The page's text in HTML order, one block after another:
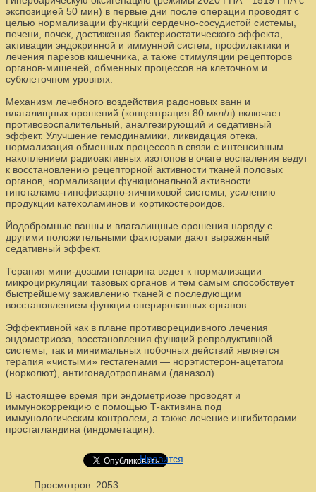
экспозицией 50 мин) в первые дни после операции проводят с
целью нормализации функций сердечно-сосудистой системы,
печени, почек, достижения бактериостатического эффекта,
активации эндокринной и иммунной систем, профилактики и
лечения парезов кишечника, а также стимуляции рецепторов
органов-мишеней, обменных процессов на клеточном и
субклеточном уровнях.
Механизм лечебного воздействия радоновых ванн и
влагалищных орошений (концентрация 80 мкл/л) включает
противовоспалительный, аналгезирующий и седативный
эффект. Улучшение гемодинамики, ликвидация отека,
нормализация обменных процессов в связи с интенсивным
накоплением радиоактивных изотопов в очаге воспаления ведут
к восстановлению рецепторной активности тканей половых
органов, нормализации функциональной активности
гипоталамо-гипофизарно-яичниковой системы, усилению
продукции катехоламинов и кортикостероидов.
Йодобромные ванны и влагалищные орошения наряду с
другими положительными факторами дают выраженный
седативный эффект.
Терапия мини-дозами гепарина ведет к нормализации
микроциркуляции тазовых органов и тем самым способствует
быстрейшему заживлению тканей с последующим
восстановлением функции оперированных органов.
Эффективной как в плане противорецидивного лечения
эндометриоза, восстановления функций репродуктивной
системы, так и минимальных побочных действий является
терапия «чистыми» гестагенами — норэтистерон-ацетатом
(норколют), антигонадотропинами (даназол).
В настоящее время при эндометриозе проводят и
иммунокоррекцию с помощью Т-активина под
иммунологическим контролем, а также лечение ингибиторами
простагландина (индометацин).
Нравится
Просмотров: 2053